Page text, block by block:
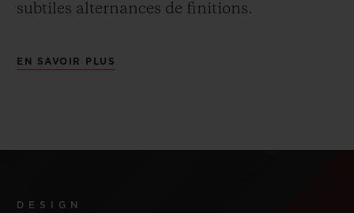
subtiles alternances de finitions.
EN SAVOIR PLUS
DESIGN